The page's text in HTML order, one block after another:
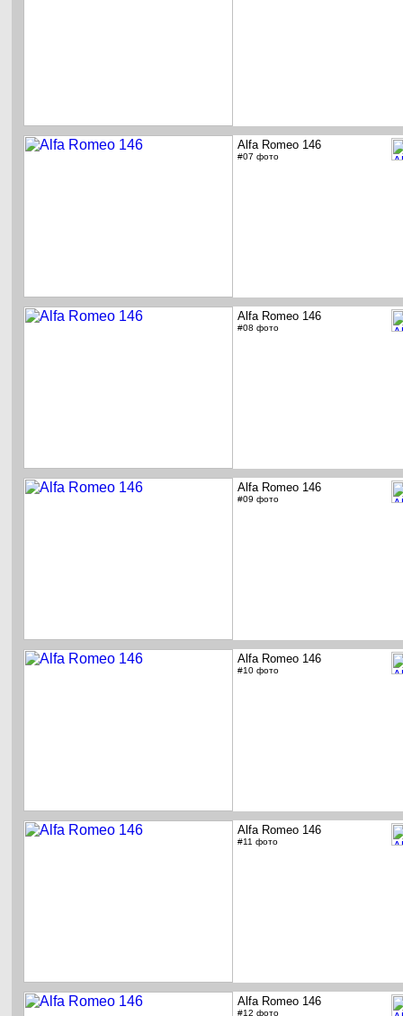
Alfa Romeo 146
#07 фото
Alfa Romeo 146
#08 фото
Alfa Romeo 146
#09 фото
Alfa Romeo 146
#10 фото
Alfa Romeo 146
#11 фото
Alfa Romeo 146
#12 фото